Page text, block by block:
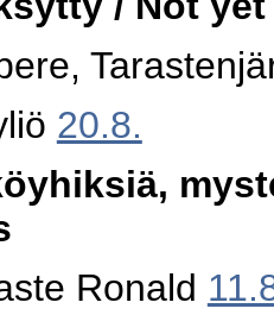
20.8.
Ronald